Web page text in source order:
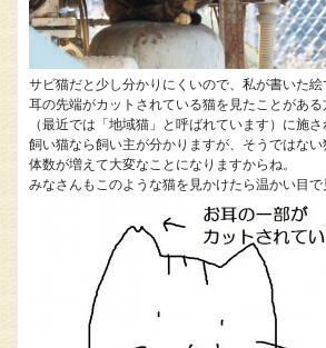
サビ猫だと少し分かりにくいので、私が書いた絵
耳の先端がカットされている猫を見たことがあ
（最近では「地域猫」と呼ばれています）に施さ
飼い猫なら飼い主が分かりますが、そうではな
体数が増えて大変なことになりますからね。
みなさんもこのような猫を見かけたら温かい目